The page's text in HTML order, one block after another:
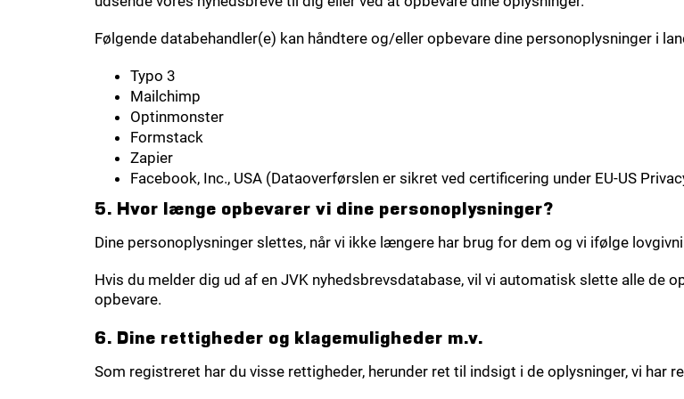
Følgende databehandler(e) kan håndtere og/eller opbevare dine personoplysninger i
Typo 3
Mailchimp
Optinmonster
Formstack
Zapier
Facebook, Inc., USA (Dataoverførslen er sikret ved certificering under EU-US
5. Hvor længe opbevarer vi dine personoplysninger?
Dine personoplysninger slettes, når vi ikke længere har brug for dem og vi ifølge
Hvis du melder dig ud af en JVK nyhedsbrevsdatabase, vil vi automatisk slette alle de
opbevare.
6. Dine rettigheder og klagemuligheder m.v.
Som registreret har du visse rettigheder, herunder ret til indsigt i de oplysninger, vi har